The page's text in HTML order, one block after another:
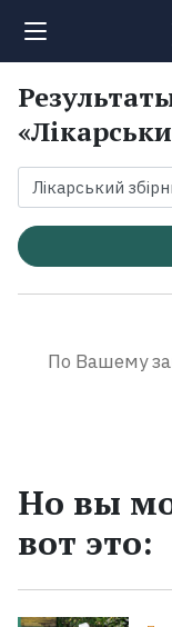
Поиск
Новости
Рейтинги
По Вашему
Но вы
вот это: